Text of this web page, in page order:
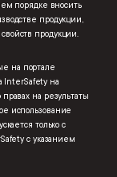
порядке вносить
продукции,
продукции.
на портале
InterSafety на
на результаты
использование
только с
с указанием